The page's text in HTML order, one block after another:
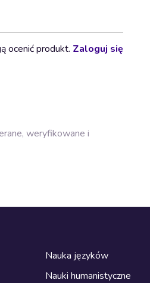
ocenić produkt. Zaloguj się
weryfikowane i
Nauka języków
Nauki humanistyczne